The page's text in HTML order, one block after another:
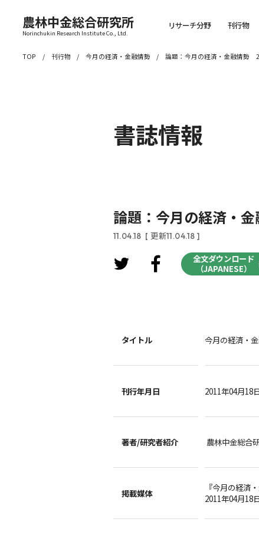
農林中金総合研究所
Norinchukin Research Institute Co., Ltd.
リサーチ分野 刊行物
TOP 刊行物 今月の経済・金融情勢 論題：今月の経済・金融情勢
書誌情報
論題：今月の経済・
11.04.18 [ 更新11.04.18 ]
全文ダウンロード
（JAPANESE）
タイトル 今月の経済・
刊行年月日 2011年04月18
著者/研究者紹介 農林中金総合
掲載媒体
『今月の経済
2011年04月18